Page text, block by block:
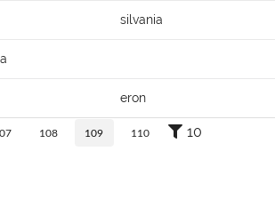
silvania
eron
108 109 110 10